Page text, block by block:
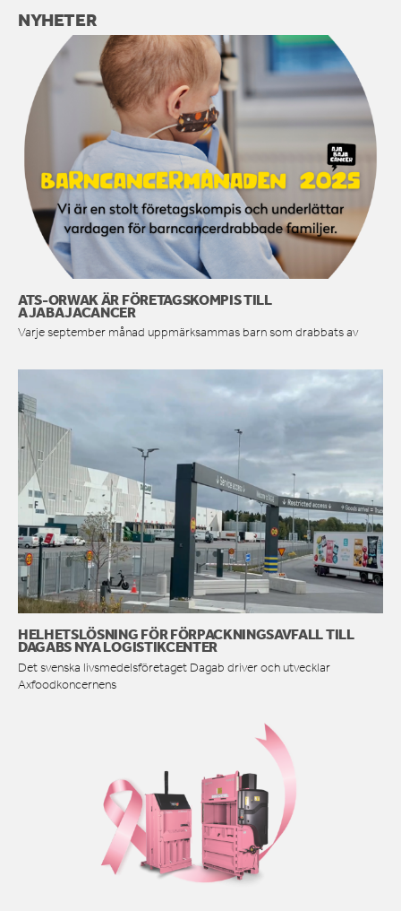
NYHETER
ATS-ORWAK ÄR FÖRETAGSKOMPIS TILL
AJABAJACANCER
Varje september månad uppmärksammas barn som drabbats av
HELHETSLÖSNING FÖR FÖRPACKNINGSAVFALL TILL
DAGABS NYA LOGISTIKCENTER
Det svenska livsmedelsföretaget Dagab driver och utvecklar
Axfoodkoncernens